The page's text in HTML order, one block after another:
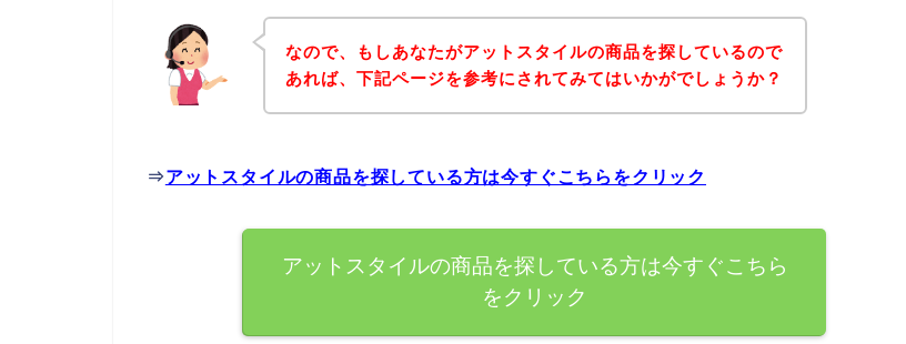
なので、もしあなたがアットスタイルの商品を探しているので
あれば、下記ページを参考にされてみてはいかがでしょうか？
⇒アットスタイルの商品を探している方は今すぐこちらをクリック
アットスタイルの商品を探している方は今すぐこちら
をクリック